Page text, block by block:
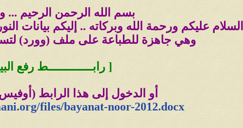
بسم الله الرحمن الرحيم ...
عليكم ورحمة الله وبركاته .. إليكم بيانات النور
وهي جاهزة للطباعة على ملف (وورد)
[ رابـــــــــــــط رفع
أو الدخول إلى هذا الرابط (أوفيس 2007 فما
files/bayanat-noor-2012.docx